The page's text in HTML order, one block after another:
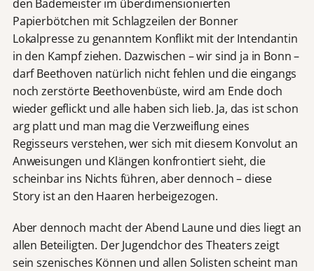
den Bademeister im überdimensionierten
Papierbötchen mit Schlagzeilen der Bonner
Lokalpresse zu genanntem Konflikt mit der Intendantin
in den Kampf ziehen. Dazwischen – wir sind ja in Bonn –
darf Beethoven natürlich nicht fehlen und die eingangs
noch zerstörte Beethovenbüste, wird am Ende doch
wieder geflickt und alle haben sich lieb. Ja, das ist schon
arg platt und man mag die Verzweiflung eines
Regisseurs verstehen, wer sich mit diesem Konvolut an
Anweisungen und Klängen konfrontiert sieht, die
scheinbar ins Nichts führen, aber dennoch – diese
Story ist an den Haaren herbeigezogen.
Aber dennoch macht der Abend Laune und dies liegt an
allen Beteiligten. Der Jugendchor des Theaters zeigt
sein szenisches Können und allen Solisten scheint man